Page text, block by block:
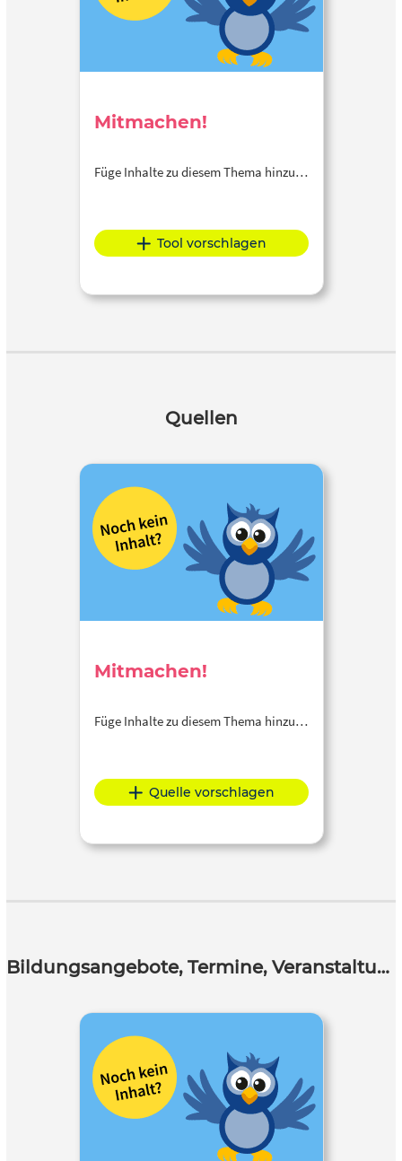
Mitmachen!
Füge Inhalte zu diesem Thema hinzu…
Tool vorschlagen
Quellen
Mitmachen!
Füge Inhalte zu diesem Thema hinzu…
Quelle vorschlagen
Bildungsangebote, Termine, Veranstaltungen